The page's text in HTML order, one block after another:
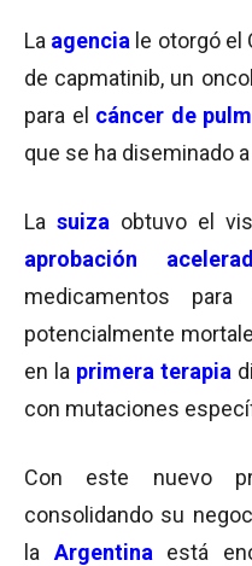
La agencia le otorgó el
de capmatinib, un
para el cáncer de
que se ha diseminado
La suiza obtuvo el
aprobación
medicamentos
potencialmente
en la primera terapia
con mutaciones
Con este nuevo
consolidando su
la Argentina está